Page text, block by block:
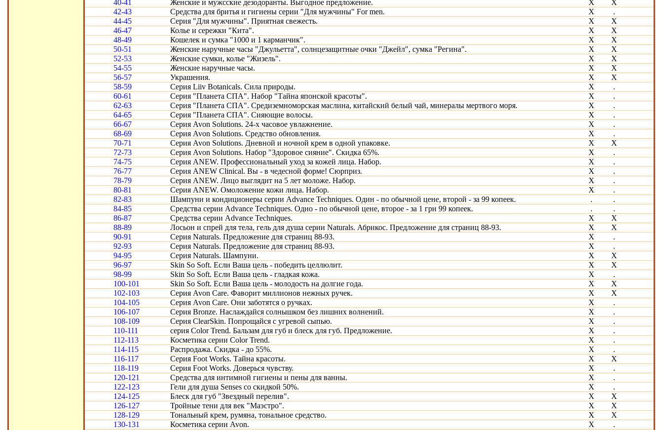
40-41
Женские и мужсские дезодоранты. Выгодное предложение. Х
Х
42-43
Средства для бритья и гигиены серии "Для мужчины" For men. Х
.
44-45
Серия "Для мужчины". Приятная свежесть. Х
Х
46-47
Колье и сережки "Кита". X
Х
48-49
Кошелек и сумка "1000 и 1 карманчик". Х
Х
50-51
Женские наручные часы "Джульетта", солнцезащитные очки "Джейл", сумка "Регина". Х
Х
52-53
Женские сумки, колье "Жизель". Х
Х
54-55
Женские наручные часы. Х
Х
56-57
Украшения. Х
Х
58-59
Серия Liiv Botanicals. Сила природы. Х
.
60-61
Серия "Планета СПА". Набор "Тайна японской красоты". Х
.
62-63
Серия "Планета СПА". Средиземноморская маслина, китайский белый чай, минералы мертвого моря. Х
.
64-65
Серия "Планета СПА". Сияющие волосы. Х
.
66-67
Серия Avon Solutions. 24-х часовое увлажнение. Х
.
68-69
Серия Avon Solutions. Средство обновления. Х
.
70-71
Серия Avon Solutions. Дневной и ночной крем в одной упаковке. Х
Х
72-73
Серия Avon Solutions. Набор "Здоровое сияние". Скидка 65%. X
.
74-75
Серия ANEW. Профессиональный уход за кожей лица. Набор. Х
.
76-77
Серия ANEW Clinical. Вы - в чедесной форме! Сюрприз. Х
.
78-79
Серия ANEW. Лицо выглядит на 5 лет моложе. Набор. Х
.
80-81
Серия ANEW. Омоложение кожи лица. Набор. Х
.
82-83
Шампуни и кондиционеры серии Advance Techniques. Один - по обычной цене, второй - за 99 копеек. .
.
84-85
Средства серии Advance Techniques. Одно - по обычной цене, второе - за 1 грн 99 копеек. .
.
86-87
Средства серии Advance Techniques. X
Х
88-89
Лосьон и спрей для тела, гель для душа серии Naturals. Абрикос. Предложение для страниц 88-93. Х
Х
90-91
Серия Naturals. Предложение для страниц 88-93. X
.
92-93
Серия Naturals. Предложение для страниц 88-93. Х
.
94-95
Серия Naturals. Шампуни. X
Х
96-97
Skin So Soft. Если Ваша цель - победить целлюлит. X
Х
98-99
Skin So Soft. Если Ваша цель - гладкая кожа. X
.
100-101
Skin So Soft. Если Ваша цель - молодость на долгие года. X
Х
102-103
Серия Avon Care. Фаворит миллионов нежных ручек. X
Х
104-105
Серия Avon Care. Они заботятся о ручках. X
.
106-107
Серия Bronze. Наслаждайся солнышком без лишних волнений. X
.
108-109
Серия ClearSkin. Попрощайся с угревой сыпью. X
.
110-111
серия Color Trend. Бальзам для губ и блеск для губ. Предложение. X
.
112-113
Косметика серии Color Trend. X
.
114-115
Распродажа. Скидка - до 55%. Х
.
116-117
Серия Foot Works. Тайна красоты. X
Х
118-119
Серия Foot Works. Доверься чувству. X
.
120-121
Средства для интимной гигиены и пены для ванны. X
.
122-123
Гели для душа Senses со скидкой 50%. X
.
124-125
Блеск для губ "Звездный перелив". Х
Х
126-127
Тройные тени для век "Маэстро". Х
Х
128-129
Тональный крем, румяна, тональное средство. Х
Х
130-131
Косметика серии Avon. Х
.